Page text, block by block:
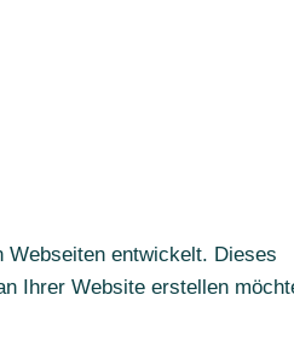
Webseiten entwickelt. Dieses
Ihrer Website erstellen